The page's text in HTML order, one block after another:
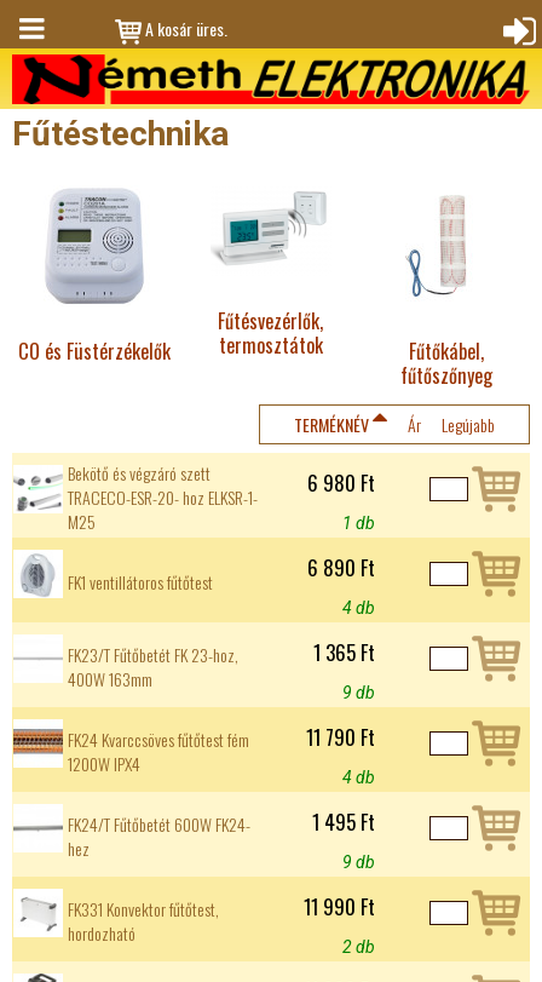
A kosár üres.
Bejele
ntkez
Fűtéstechnika
CO és Füstérzékelők
Fűtésvezérlők,
termosztátok
Fűtőkábel,
fűtőszőnyeg
TERMÉKNÉV Ár
Legújabb
Bekötő és végzáró szett
TRACECO-ESR-20- hoz ELKSR-1-
M25
6 980 Ft
1 db
FK1 ventillátoros fűtőtest 6 890 Ft
4 db
FK23/T Fűtőbetét FK 23-hoz,
400W 163mm
1 365 Ft
9 db
FK24 Kvarccsöves fűtőtest fém
1200W IPX4
11 790 Ft
4 db
FK24/T Fűtőbetét 600W FK24-
hez
1 495 Ft
9 db
FK331 Konvektor fűtőtest,
hordozható
11 990 Ft
2 db
M
en
ü